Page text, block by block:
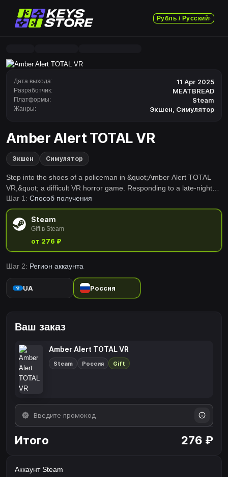
Рубль / Русский
Дата выхода: 11 Apr 2025
Разработчик: MEATBREAD
Платформы: Steam
Жанры: Экшен, Симулятор
Amber Alert TOTAL VR
Экшен Симулятор
Step into the shoes of a policeman in &quot;Amber Alert TOTAL
VR,&quot; a difficult VR horror game. Responding to a late-night
call, you find a sinister cult of women abductors. Your mission:
rescue a captive girl. Navigate perilous streets, evade cult
members, and survive.
Шаг 1: Способ получения
Steam
Gift в Steam
от 276 ₽
Шаг 2: Регион аккаунта
UA Россия
Ваш заказ
Amber Alert TOTAL VR
Steam Россия Gift
Итого 276 ₽
Аккаунт Steam